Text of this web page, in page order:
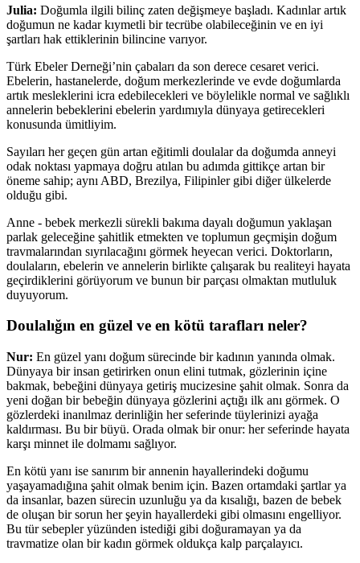
Julia: Doğumla ilgili bilinç zaten değişmeye başladı. Kadınlar artık
doğumun ne kadar kıymetli bir tecrübe olabileceğinin ve en iyi
şartları hak ettiklerinin bilincine varıyor.
Türk Ebeler Derneği’nin çabaları da son derece cesaret verici.
Ebelerin, hastanelerde, doğum merkezlerinde ve evde doğumlarda
artık mesleklerini icra edebilecekleri ve böylelikle normal ve sağlıklı
annelerin bebeklerini ebelerin yardımıyla dünyaya getirecekleri
konusunda ümitliyim.
Sayıları her geçen gün artan eğitimli doulalar da doğumda anneyi
odak noktası yapmaya doğru atılan bu adımda gittikçe artan bir
öneme sahip; aynı ABD, Brezilya, Filipinler gibi diğer ülkelerde
olduğu gibi.
Anne - bebek merkezli sürekli bakıma dayalı doğumun yaklaşan
parlak geleceğine şahitlik etmekten ve toplumun geçmişin doğum
travmalarından sıyrılacağını görmek heyecan verici. Doktorların,
doulaların, ebelerin ve annelerin birlikte çalışarak bu realiteyi hayata
geçirdiklerini görüyorum ve bunun bir parçası olmaktan mutluluk
duyuyorum.
Doulalığın en güzel ve en kötü tarafları neler?
Nur: En güzel yanı doğum sürecinde bir kadının yanında olmak.
Dünyaya bir insan getirirken onun elini tutmak, gözlerinin içine
bakmak, bebeğini dünyaya getiriş mucizesine şahit olmak. Sonra da
yeni doğan bir bebeğin dünyaya gözlerini açtığı ilk anı görmek. O
gözlerdeki inanılmaz derinliğin her seferinde tüylerinizi ayağa
kaldırması. Bu bir büyü. Orada olmak bir onur: her seferinde hayata
karşı minnet ile dolmamı sağlıyor.
En kötü yanı ise sanırım bir annenin hayallerindeki doğumu
yaşayamadığına şahit olmak benim için. Bazen ortamdaki şartlar ya
da insanlar, bazen sürecin uzunluğu ya da kısalığı, bazen de bebek
de oluşan bir sorun her şeyin hayallerdeki gibi olmasını engelliyor.
Bu tür sebepler yüzünden istediği gibi doğuramayan ya da
travmatize olan bir kadın görmek oldukça kalp parçalayıcı.